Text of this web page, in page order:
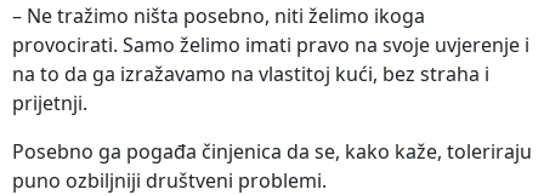
– Ne tražimo ništa posebno, niti želimo ikoga
provocirati. Samo želimo imati pravo na svoje uvjerenje i
na to da ga izražavamo na vlastitoj kući, bez straha i
prijetnji.
Posebno ga pogađa činjenica da se, kako kaže, toleriraju
puno ozbiljniji društveni problemi.